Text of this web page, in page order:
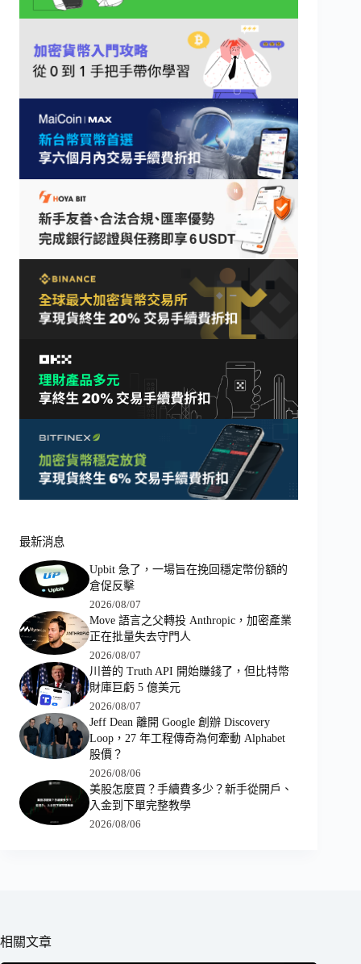
最新消息
Upbit 急了，一場旨在挽回穩定幣份額的
倉促反擊
2026/08/07
Move 語言之父轉投 Anthropic，加密產業
正在批量失去守門人
2026/08/07
川普的 Truth API 開始賺錢了，但比特幣
財庫巨虧 5 億美元
2026/08/07
Jeff Dean 離開 Google 創辦 Discovery
Loop，27 年工程傳奇為何牽動 Alphabet
股價？
2026/08/06
美股怎麼買？手續費多少？新手從開戶、
入金到下單完整教學
2026/08/06
相關文章